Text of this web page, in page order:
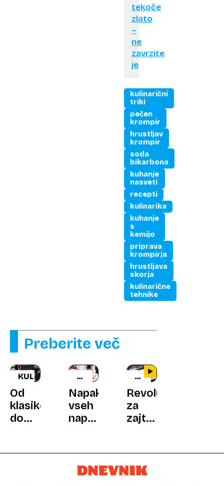
tekoče
zlato
–
ne
zavrzite
je
kulinarični
triki
pečen
krompir
hrustljav
krompir
soda
bikarbona
kuhanje
nasveti
recepti
kulinarika
kuhanje
s
kemijo
priprava
krompirja
hrustljava
skorja
kulinarične
tehnike
Preberite več
KULINARIKA
Od
klasike
do
receptov
KULINARIČNI
Napaka
vseh
napak:
pečeno
meso
KULINARIČNI
Revolucija
za
zajtrk:
ključno
sestavino